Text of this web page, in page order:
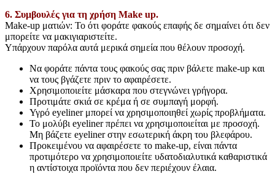
6. Συμβουλές για τη χρήση Make up.
Make-up ματιών: To ότι φοράτε φακούς επαφής δε σημαίνει ότι δεν
μπορείτε να μακιγιαριστείτε.
Υπάρχουν παρόλα αυτά μερικά σημεία που θέλουν προσοχή.
Να φοράτε πάντα τους φακούς σας πριν βάλετε make-up και
να τους βγάζετε πριν το αφαιρέσετε.
Χρησιμοποιείτε μάσκαρα που στεγνώνει γρήγορα.
Προτιμάτε σκιά σε κρέμα ή σε συμπαγή μορφή.
Υγρό eyeliner μπορεί να χρησιμοποιηθεί χωρίς προβλήματα.
Το μολύβι eyeliner πρέπει να χρησιμοποιείται με προσοχή.
Μη βάζετε eyeliner στην εσωτερική άκρη του βλεφάρου.
Προκειμένου να αφαιρέσετε το make-up, είναι πάντα
προτιμότερο να χρησιμοποιείτε υδατοδιαλυτικά καθαριστικά
η αντίστοιχα προϊόντα που δεν περιέχουν έλαια.